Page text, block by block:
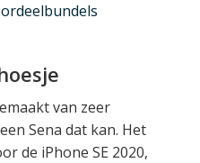
van zeer
Sena dat kan. Het
de iPhone SE 2020,